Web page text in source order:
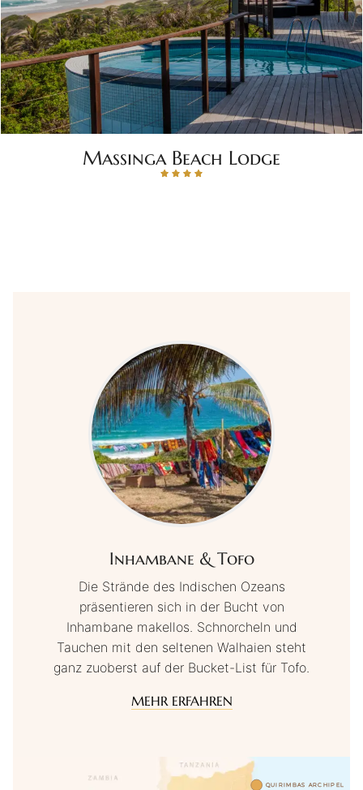
Massinga Beach Lodge
Inhambane & Tofo
Die Strände des Indischen Ozeans
präsentieren sich in der Bucht von
Inhambane makellos. Schnorcheln und
Tauchen mit den seltenen Walhaien steht
ganz zuoberst auf der Bucket-List für Tofo.
MEHR ERFAHREN
QUIRIMBAS ARCHIPEL